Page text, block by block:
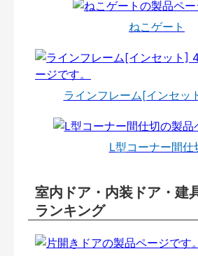
ねこゲート
ラインフレーム[インセッ
L型コーナー間仕
室内ドア・内装ドア・建
ランキング